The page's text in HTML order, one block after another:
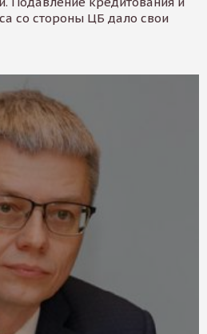
со стороны ЦБ дало свои